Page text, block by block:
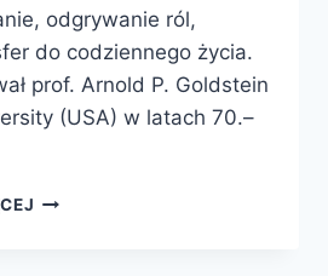
odgrywanie ról,
do codziennego życia.
prof. Arnold P. Goldstein
(USA) w latach 70.–
TUS